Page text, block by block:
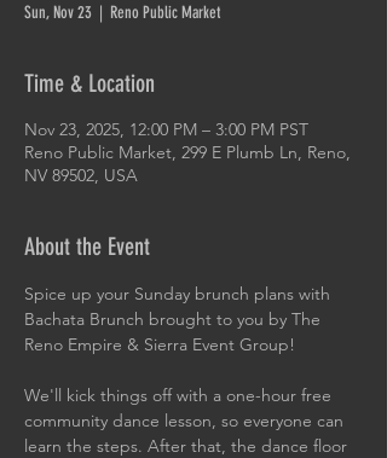
Sun, Nov 23
  |
Reno Public Market
Time & Location
Nov 23, 2025, 12:00 PM – 3:00 PM PST
Reno Public Market, 299 E Plumb Ln, Reno,
NV 89502, USA
About the Event
Spice up your Sunday brunch plans with
Bachata Brunch brought to you by The
Reno Empire & Sierra Event Group!
We'll kick things off with a one-hour free
community dance lesson, so everyone can
learn the steps. After that, the dance floor